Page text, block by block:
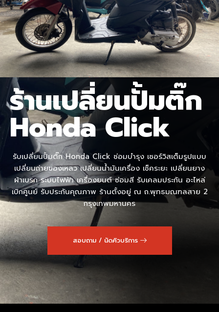
ร้านเปลี่ยนปั้มติ๊ก
Honda Click
รับเปลี่ยนปั้มติ๊ก Honda Click ซ่อมบำรุง เซอร์วิสเต็มรูปแบบ
เปลี่ยนถ่ายของเหลว เปลี่ยนน้ำมันเครื่อง เช็คระยะ เปลี่ยนยาง
ผ้าเบรก ระบบไฟฟ้า เครื่องยนต์ ซ่อมสี รับเคลมประกัน อะไหล่
เบิกศูนย์ รับประกันคุณภาพ ร้านตั้งอยู่ ณ ถ.พุทธมณฑลสาย 2
กรุงเทพมหานคร
สอบถาม / นัดคิวบริการ